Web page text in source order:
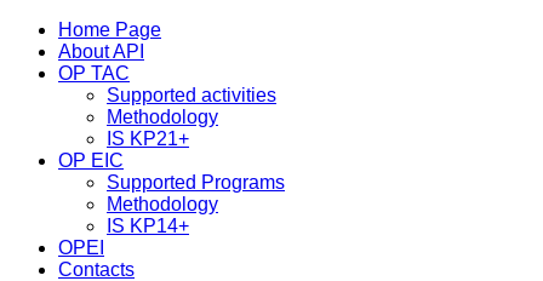
Home Page
About API
OP TAC
Supported activities
Methodology
IS KP21+
OP EIC
Supported Programs
Methodology
IS KP14+
OPEI
Contacts